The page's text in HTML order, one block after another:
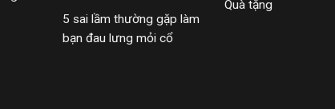
(thường gồm 9 miếng kèm nguồn, bộ điều khiển, giá
5 sai lầm thường gặp làm
bạn đau lưng mỏi cổ
Quà tặng